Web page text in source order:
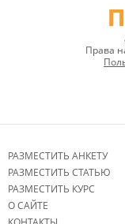
Права
РАЗМЕСТИТЬ АНКЕТУ
РАЗМЕСТИТЬ СТАТЬЮ
РАЗМЕСТИТЬ КУРС
О САЙТЕ